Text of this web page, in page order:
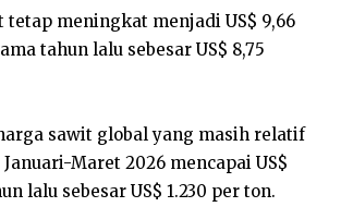
meningkat menjadi US$ 9,66
tahun lalu sebesar US$ 8,75
sawit global yang masih relatif
Maret 2026 mencapai US$
lalu sebesar US$ 1.230 per ton.